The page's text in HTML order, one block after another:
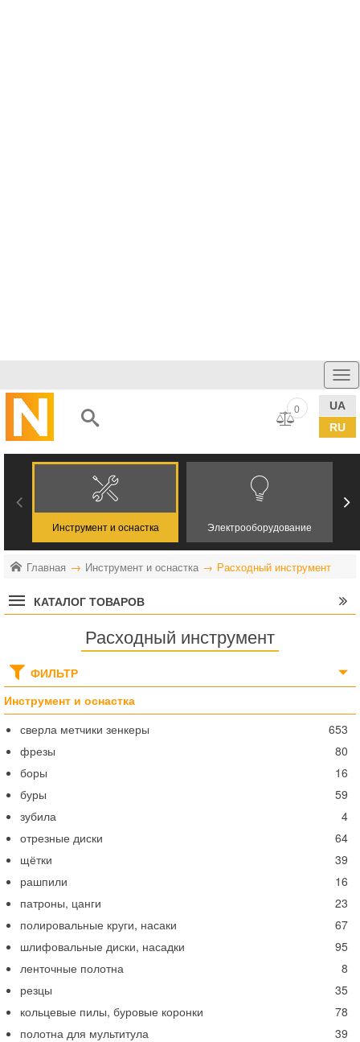
UA
RU
0
Инструмент и оснастка Электрооборудование
Главная Инструмент и оснастка Расходный инструмент
КАТАЛОГ ТОВАРОВ
Расходный инструмент
ФИЛЬТР
Инструмент и оснастка
653
сверла метчики зенкеры
80
фрезы
16
боры
59
буры
4
зубила
64
отрезные диски
39
щётки
16
рашпили
23
патроны, цанги
67
полировальные круги, насаки
95
шлифовальные диски, насадки
8
ленточные полотна
35
резцы
78
кольцевые пилы, буровые коронки
39
полотна для мультитула